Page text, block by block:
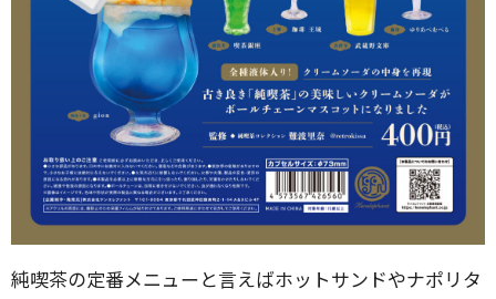
純喫茶の定番メニューと言えばホットサンドやナポリタ